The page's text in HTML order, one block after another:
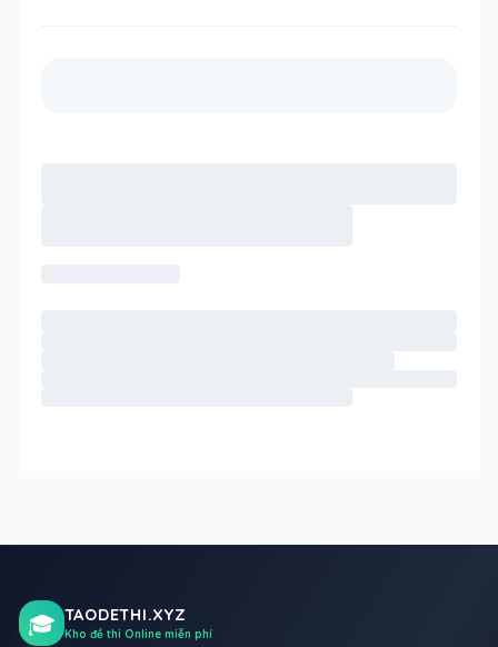
🎓 TAODETHI.XYZ
Kho đề thi Online miễn phí